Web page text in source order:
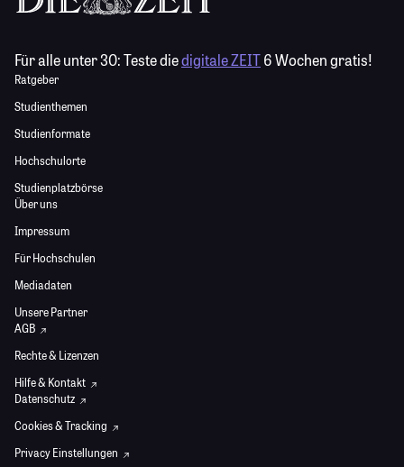
Für alle unter 30:Teste diedigitale ZEIT6 Wochen gratis!
Ratgeber
Studienthemen
Studienformate
Hochschulorte
Studienplatzbörse
Über uns
Impressum
Für Hochschulen
Mediadaten
Unsere Partner
AGB
Rechte & Lizenzen
Hilfe & Kontakt
Datenschutz
Cookies & Tracking
Privacy Einstellungen